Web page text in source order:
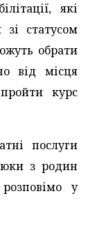
які
зі статусом
обрати
від місця
курс
послуги
з родин
у